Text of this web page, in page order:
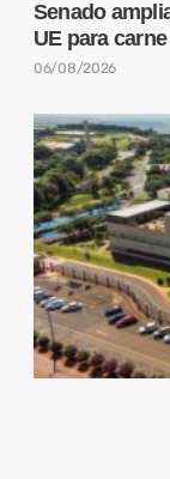
Senado
UE para
06/08/2026